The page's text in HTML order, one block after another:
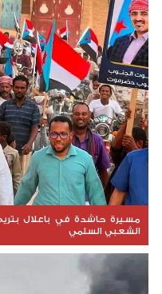
مسيرة حاشدة في باعلال
الشعبي السلمي